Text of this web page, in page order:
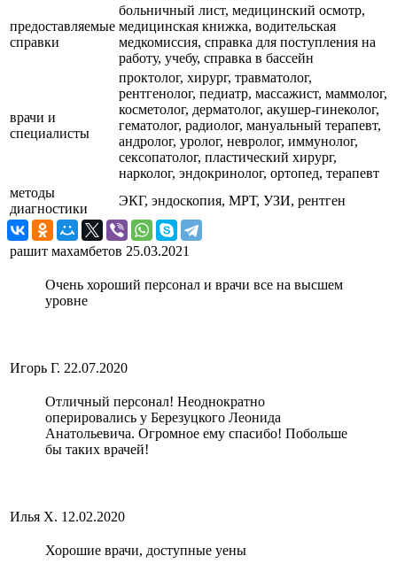
предоставляемые
справки
больничный лист, медицинский осмотр,
медицинская книжка, водительская
медкомиссия, справка для поступления на
работу, учебу, справка в бассейн
врачи и
специалисты
проктолог, хирург, травматолог,
рентгенолог, педиатр, массажист, маммолог,
косметолог, дерматолог, акушер-гинеколог,
гематолог, радиолог, мануальный терапевт,
андролог, уролог, невролог, иммунолог,
сексопатолог, пластический хирург,
нарколог, эндокринолог, ортопед, терапевт
методы
диагностики
ЭКГ, эндоскопия, МРТ, УЗИ, рентген
рашит махамбетов 25.03.2021
Очень хороший персонал и врачи все на высшем
уровне
Игорь Г. 22.07.2020
Отличный персонал! Неоднократно
оперировались у Березуцкого Леонида
Анатольевича. Огромное ему спасибо! Побольше
бы таких врачей!
Илья Х. 12.02.2020
Хорошие врачи, доступные уены